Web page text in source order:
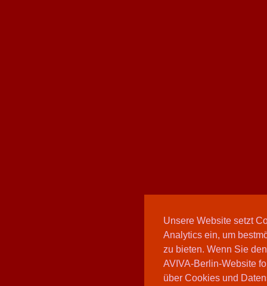
Unsere Website setzt
Analytics ein, um
zu bieten. Wenn Sie
AVIVA-Berlin-Website
über Cookies und